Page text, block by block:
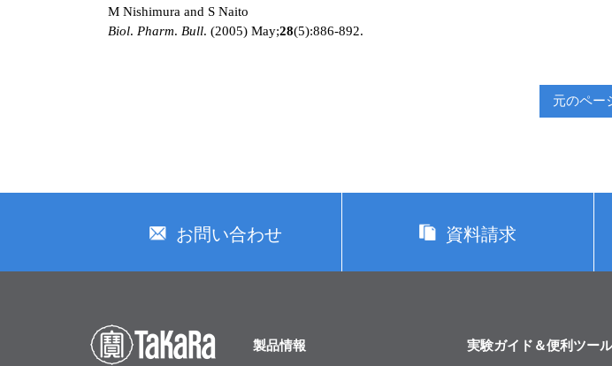
M Nishimura and S Naito
Biol. Pharm. Bull. (2005) May;28(5):886-892.
元のペー
お問い合わせ 資料請求
製品情報 実験ガイド＆便利ツール